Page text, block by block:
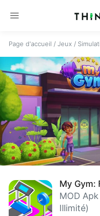
menu
Page d'accueil / Jeux /
My Gym:
MOD
Illimité)